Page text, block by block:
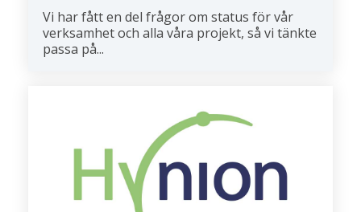
Vi har fått en del frågor om status för vår
verksamhet och alla våra projekt, så vi tänkte
passa på...